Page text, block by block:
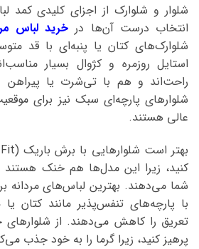
شلوار و شلوارک از اجزای کلیدی کمد
انتخاب درست آن‌ها در خرید لباس
شلوارک‌های کتان یا پنبه‌ای با قد
استایل روزمره و کژوال بسیار
راحت‌اند و هم با تی‌شرت یا
شلوارهای پارچه‌ای سبک نیز برای
عالی هستند.
کنید، زیرا این مدل‌ها هم خنک
شما می‌دهند. بهترین لباس‌های مردانه
با پارچه‌های تنفس‌پذیر مانند کتان
تعریق را کاهش می‌دهند. از
پرهیز کنید، زیرا گرما را به خود جذب